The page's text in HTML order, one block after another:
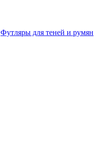
Футляры для теней и румян